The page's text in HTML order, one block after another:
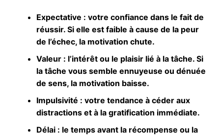
Expectative : votre confiance dans le fait de
réussir. Si elle est faible à cause de la peur
de l’échec, la motivation chute.
Valeur: l’intérêt ou le plaisir lié à la tâche. Si
la tâche vous semble ennuyeuse ou dénuée
de sens, la motivation baisse.
Impulsivité : votre tendance à céder aux
distractions et à la gratification immédiate.
Délai: le temps avant la récompense ou la